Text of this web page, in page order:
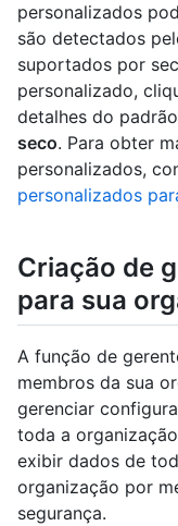
personalizados
são detectados
suportados por
personalizado,
detalhes do
seco. Para obter
personalizados,
personalizados
Criação de
para sua
A função de
membros da sua
gerenciar
toda a
exibir dados de
organização por
segurança.